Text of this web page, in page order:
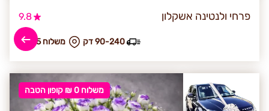
פרחי ולנטינה אשקלון 9.8
₪ משלוח 45 90-240 דק
משלוח 0 ₪ קופון הטבה